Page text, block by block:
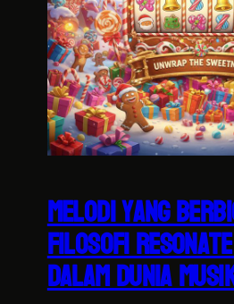
Melodi yang
Filosofi
dalam Dunia